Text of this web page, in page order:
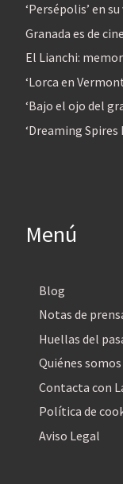
‘Persépolis’ en
Granada es de
El Lianchi:
‘Lorca en
‘Bajo el ojo del
‘Dreaming
Menú
Blog
Notas de
Huellas del
Quiénes somos
Contacta con
Política de
Aviso Legal